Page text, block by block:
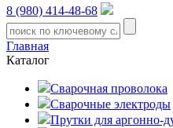
8 (980) 414-48-68
Главная
Каталог
Сварочная проволока
Сварочные электроды
Прутки для аргонно-